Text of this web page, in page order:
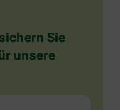
Sie
unsere